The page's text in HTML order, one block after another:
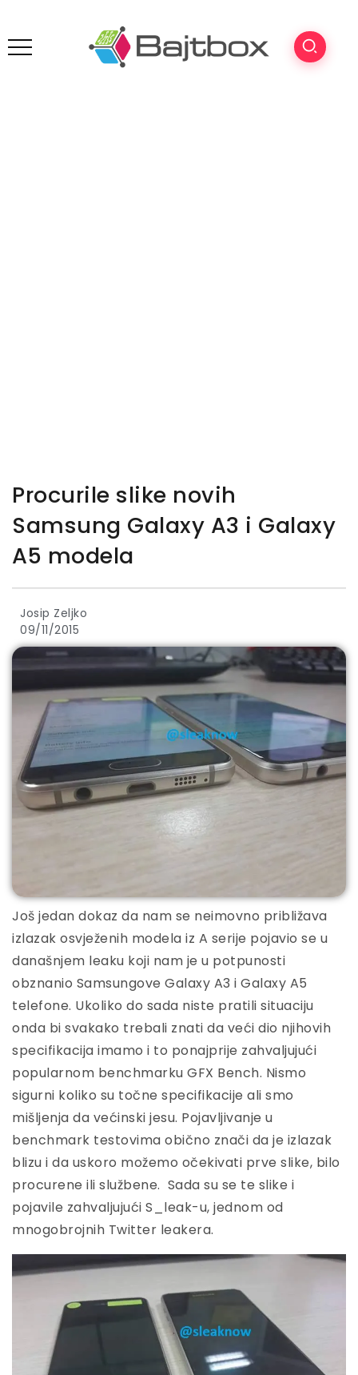
Procurile slike novih
Samsung Galaxy A3 i Galaxy
A5 modela
Josip Zeljko
09/11/2015
Još jedan dokaz da nam se neimovno približava
izlazak osvježenih modela iz A serije pojavio se u
današnjem leaku koji nam je u potpunosti
obznanio Samsungove Galaxy A3 i Galaxy A5
telefone. Ukoliko do sada niste pratili situaciju
onda bi svakako trebali znati da veći dio njihovih
specifikacija imamo i to ponajprije zahvaljujući
popularnom benchmarku GFX Bench. Nismo
sigurni koliko su točne specifikacije ali smo
mišljenja da većinski jesu. Pojavljivanje u
benchmark testovima obično znači da je izlazak
blizu i da uskoro možemo očekivati prve slike, bilo
procurene ili službene. Sada su se te slike i
pojavile zahvaljujući S_leak-u, jednom od
mnogobrojnih Twitter leakera.